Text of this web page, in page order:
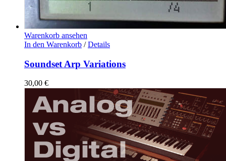
Warenkorb ansehen
In den Warenkorb / Details
Soundset Arp Variations
30,00 €